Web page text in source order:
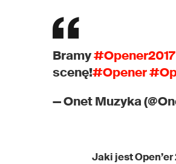
Bramy#Opener2017
scenę!#Opener
— Onet Muzyka
Jaki jest Open’er